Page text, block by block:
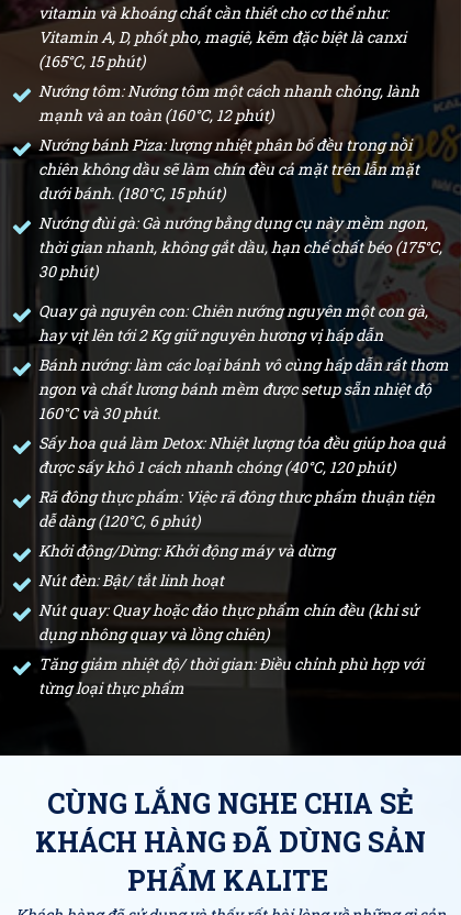
vitamin và khoáng chất cần thiết cho cơ thể như:
Vitamin A, D, phốt pho, magiê, kẽm đặc biệt là canxi
(165°C, 15 phút)
Nướng tôm: Nướng tôm một cách nhanh chóng, lành
mạnh và an toàn (160°C, 12 phút)
Nướng bánh Piza: lượng nhiệt phân bố đều trong nồi
chiên không dầu sẽ làm chín đều cả mặt trên lẫn mặt
dưới bánh. (180°C, 15 phút)
Nướng đùi gà: Gà nướng bằng dụng cụ này mềm ngon,
thời gian nhanh, không gắt dầu, hạn chế chất béo (175°C,
30 phút)
Quay gà nguyên con: Chiên nướng nguyên một con gà,
hay vịt lên tới 2 Kg giữ nguyên hương vị hấp dẫn
Bánh nướng: làm các loại bánh vô cùng hấp dẫn rất thơm
ngon và chất lương bánh mềm được setup sẵn nhiệt độ
160°C và 30 phút.
Sấy hoa quả làm Detox: Nhiệt lượng tỏa đều giúp hoa quả
được sấy khô 1 cách nhanh chóng (40°C, 120 phút)
Rã đông thực phẩm: Việc rã đông thưc phẩm thuận tiện
dễ dàng (120°C, 6 phút)
Khởi động/Dừng: Khởi động máy và dừng
Nút đèn: Bật/ tắt linh hoạt
Nút quay: Quay hoặc đảo thực phẩm chín đều (khi sử
dụng nhông quay và lồng chiên)
Tăng giảm nhiệt độ/ thời gian: Điều chỉnh phù hợp với
từng loại thực phẩm
CÙNG LẮNG NGHE CHIA SẺ
KHÁCH HÀNG ĐÃ DÙNG SẢN
PHẨM KALITE